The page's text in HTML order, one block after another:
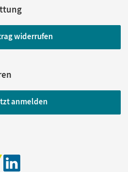
widerrufen
anmelden